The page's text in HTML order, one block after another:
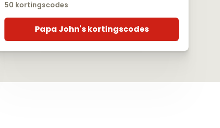
50 kortingscodes
Papa John's kortingscodes